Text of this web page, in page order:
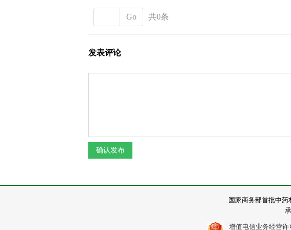
Go 共0条
发表评论
国家商务部首批中
增值电信业务经营许